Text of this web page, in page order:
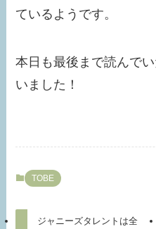
ているようです。
本日も最後まで読んで
いました！
TOBE
ジャニーズタレントは全